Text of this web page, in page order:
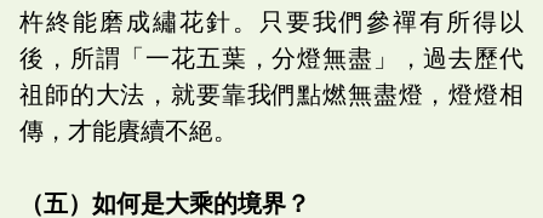
杵終能磨成繡花針。只要我們參禪有所得以
後，所謂「一花五葉，分燈無盡」，過去歷代
祖師的大法，就要靠我們點燃無盡燈，燈燈相
傳，才能賡續不絕。
（五）如何是大乘的境界？